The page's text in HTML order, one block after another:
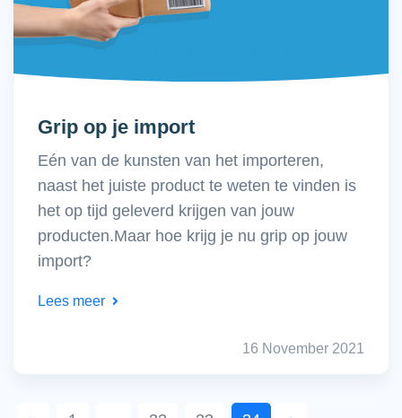
Grip op je import
Eén van de kunsten van het importeren,
naast het juiste product te weten te vinden is
het op tijd geleverd krijgen van jouw
producten.Maar hoe krijg je nu grip op jouw
import?
Lees meer
16 November 2021